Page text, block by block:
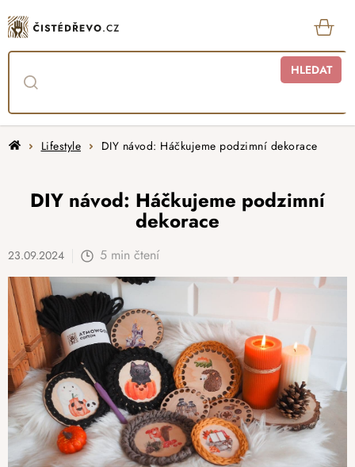
na
obsah
HLEDAT
DomůLifestyle DIY návod: Háčkujeme podzimní dekorace
DIY návod: Háčkujeme podzimní
dekorace
23.09.2024 5 min čtení